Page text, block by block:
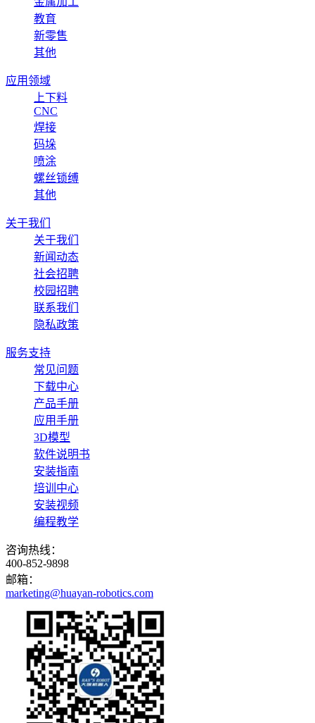
教育
新零售
其他
应用领域
上下料
CNC
焊接
码垛
喷涂
螺丝锁缚
其他
关于我们
关于我们
新闻动态
社会招聘
校园招聘
联系我们
隐私政策
服务支持
常见问题
下载中心
产品手册
应用手册
3D模型
软件说明书
安装指南
培训中心
安装视频
编程教学
咨询热线：
400-852-9898
邮箱：
marketing@huayan-robotics.com